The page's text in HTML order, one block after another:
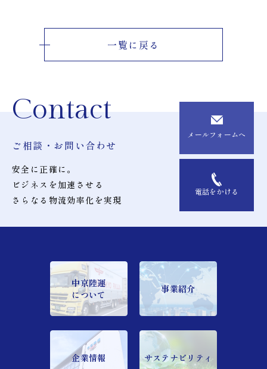
一覧に戻る
Contact
ご相談・お問い合わせ
安全に正確に。
ビジネスを加速させる
さらなる物流効率化を実現
メールフォームへ
電話をかける
中京陸運
について
事業紹介
企業情報 サステナビリティ